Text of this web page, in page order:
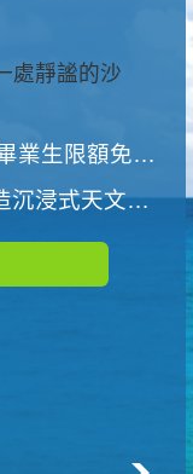
限額免費參加
天文探索營隊